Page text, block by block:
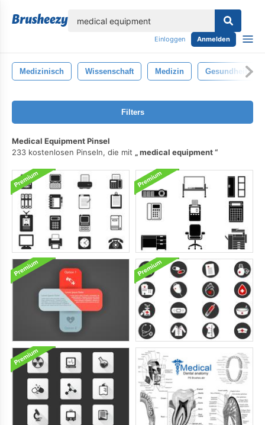
Einloggen Anmelden
Medizinisch Wissenschaft Medizin
Filters
Medical Equipment Pinsel
233 kostenlosen Pinseln, die mit
medical equipment